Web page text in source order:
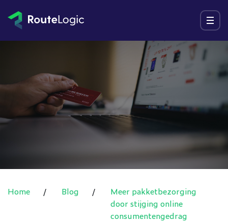
Menu
Home / Blog /
Meer pakketbezorging
door stijging online
consumentengedrag